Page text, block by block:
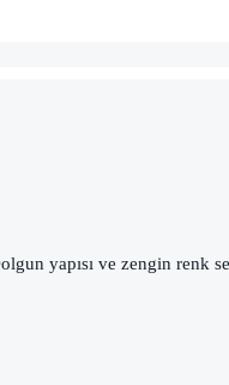
yapısı ve zengin renk